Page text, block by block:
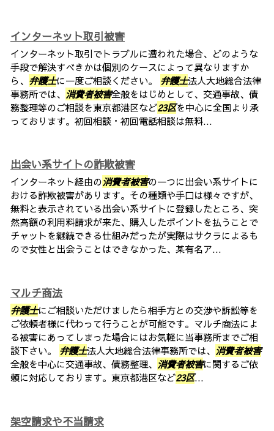
インターネット取引被害
インターネット取引でトラブルに遭われた場合、どのような
手段で解決すべきかは個別のケースによって異なりますか
ら、 弁護士に一度ご相談ください。 弁護士法人大地総合法律
事務所では、 消費者被害全般をはじめとして、交通事故、債
務整理等のご相談を東京都港区など23区を中心に全国より承
っております。初回相談・初回電話相談は無料...
出会い系サイトの詐欺被害
インターネット経由の消費者被害の一つに出会い系サイトに
おける詐欺被害があります。その種類や手口は様々ですが、
無料と表示されている出会い系サイトに登録したところ、突
然高額の利用料請求が来た、購入したポイントを払うことで
チャットを継続できる仕組みだったが実際はサクラによるも
ので女性と出会うことはできなかった、某有名ア...
マルチ商法
弁護士にご相談いただけましたら相手方との交渉や訴訟等を
ご依頼者様に代わって行うことが可能です。マルチ商法によ
る被害にあってしまった場合にはお気軽に当事務所までご相
談下さい。 弁護士法人大地総合法律事務所では、 消費者被害
全般を中心に交通事故、債務整理、 消費者被害に関するご依
頼に対応しております。東京都港区など23区...
架空請求や不当請求